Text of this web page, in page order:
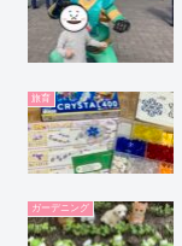
旅育
ガーデニング